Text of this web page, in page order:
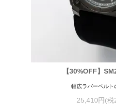
【30%OFF】
幅広ラバーベルト
25,410円(税